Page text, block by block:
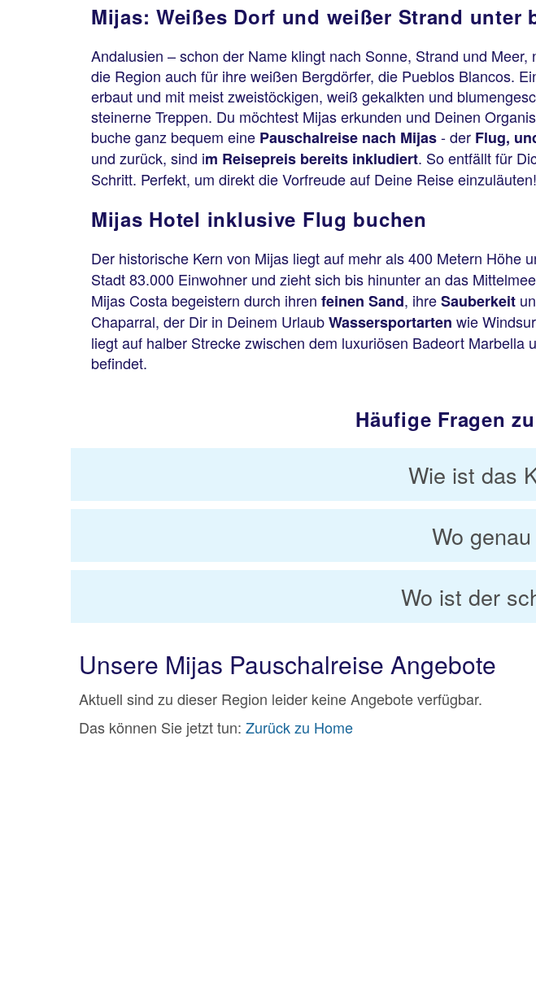
Mijas: Weißes Dorf und weißer Strand unter
Andalusien – schon der Name klingt nach Sonne, Strand und
die Region auch für ihre weißen Bergdörfer, die Pueblos Blancos.
erbaut und mit meist zweistöckigen, weiß gekalkten und
steinerne Treppen. Du möchtest Mijas erkunden und Deinen
buche ganz bequem eine Pauschalreise nach Mijas- der Flug,
und zurück, sind im Reisepreis bereits inkludiert. So entfällt für
Schritt. Perfekt, um direkt die Vorfreude auf Deine Reise einzuläuten!
Mijas Hotel inklusive Flug buchen
Der historische Kern von Mijas liegt auf mehr als 400 Metern Höhe
Stadt 83.000 Einwohner und zieht sich bis hinunter an das
Mijas Costa begeistern durch ihren feinen Sand, ihreSauberkeit
Chaparral, der Dir in Deinem UrlaubWassersportarten wie
liegt auf halber Strecke zwischen dem luxuriösen Badeort
befindet.
Häufige Fragen
Wie ist das
Wo
Wo ist der
Unsere Mijas Pauschalreise Angebote
Aktuell sind zu dieser Region leider keine Angebote verfügbar.
Das können Sie jetzt tun: Zurück zu Home